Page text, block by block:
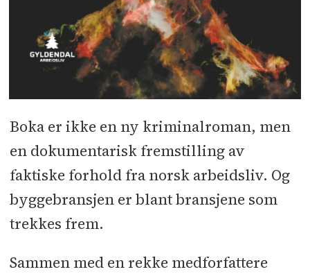
Boka er ikke en ny kriminalroman, men
en dokumentarisk fremstilling av
faktiske forhold fra norsk arbeidsliv. Og
byggebransjen er blant bransjene som
trekkes frem.
Sammen med en rekke medforfattere